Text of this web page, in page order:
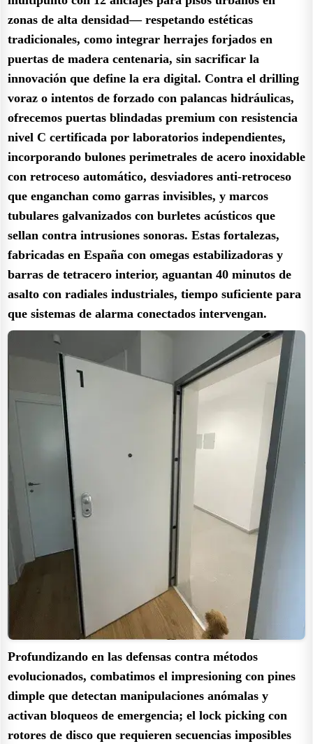
zonas de alta densidad— respetando estéticas
tradicionales, como integrar herrajes forjados en
puertas de madera centenaria, sin sacrificar la
innovación que define la era digital. Contra el drilling
voraz o intentos de forzado con palancas hidráulicas,
ofrecemos puertas blindadas premium con resistencia
nivel C certificada por laboratorios independientes,
incorporando bulones perimetrales de acero inoxidable
con retroceso automático, desviadores anti-retroceso
que enganchan como garras invisibles, y marcos
tubulares galvanizados con burletes acústicos que
sellan contra intrusiones sonoras. Estas fortalezas,
fabricadas en España con omegas estabilizadoras y
barras de tetracero interior, aguantan 40 minutos de
asalto con radiales industriales, tiempo suficiente para
que sistemas de alarma conectados intervengan.
Profundizando en las defensas contra métodos
evolucionados, combatimos el impresioning con pines
dimple que detectan manipulaciones anómalas y
activan bloqueos de emergencia; el lock picking con
rotores de disco que requieren secuencias imposibles